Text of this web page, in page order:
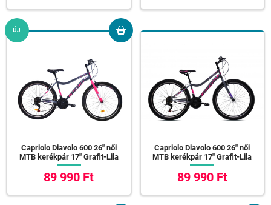
ÚJ
Capriolo Diavolo 600 26" női
MTB kerékpár 17" Grafit-Lila
89 990 Ft
Capriolo Diavolo 600 26" női
MTB kerékpár 17" Grafit-Lila
89 990 Ft